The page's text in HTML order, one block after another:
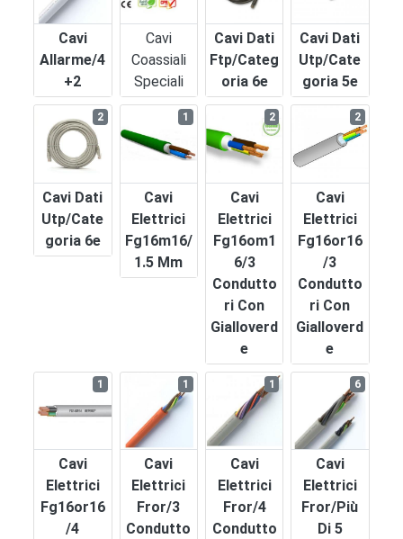
Cavi
Allarme/4
+2
Cavi
Coassiali
Speciali
Cavi Dati
Ftp/categ
Oria 6e
Cavi Dati
Utp/cate
Goria 5e
Cavi Dati
Utp/cate
Goria 6e
2
Cavi
Elettrici
Fg16m16/
1.5 Mm
1
Cavi
Elettrici
Fg16om1
6/3
Condutto
Ri Con
Gialloverd
E
2
Cavi
Elettrici
Fg16or16
/3
Condutto
Ri Con
Gialloverd
E
2
Cavi
Elettrici
Fg16or16
/4
1
Cavi
Elettrici
Fror/3
Condutto
1
Cavi
Elettrici
Fror/4
Condutto
1
Cavi
Elettrici
Fror/più
Di 5
6